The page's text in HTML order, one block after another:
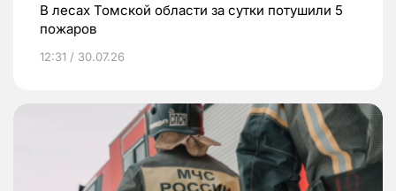
В лесах Томской области за сутки потушили 5
пожаров
12:31 / 30.07.26